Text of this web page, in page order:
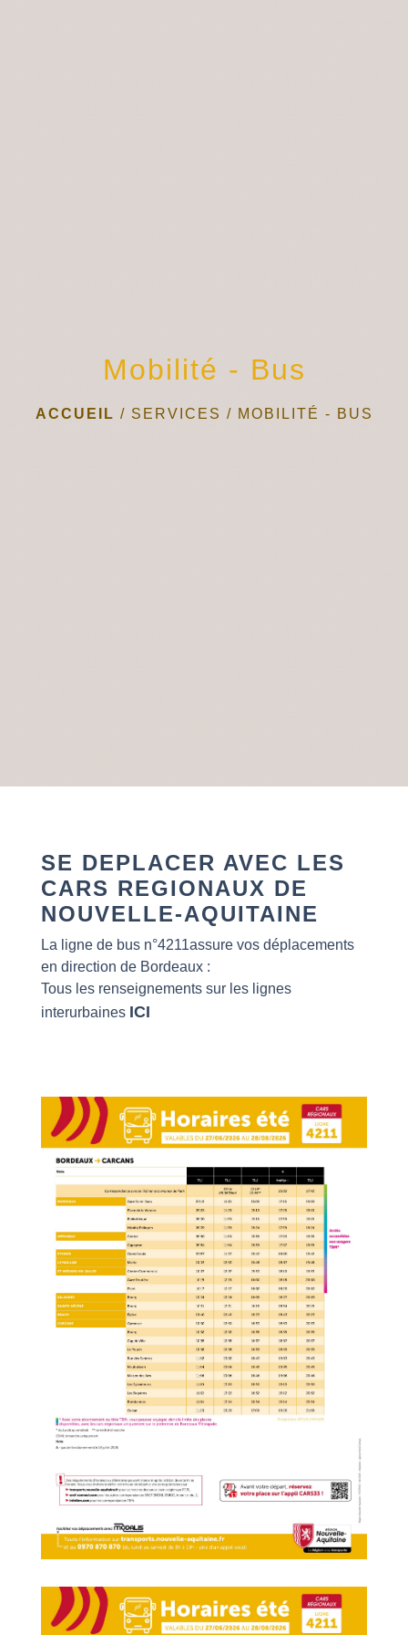
Mobilité - Bus
ACCUEIL / SERVICES / MOBILITÉ - BUS
SE DEPLACER AVEC LES
CARS REGIONAUX DE
NOUVELLE-AQUITAINE
La ligne de bus n°4211assure vos déplacements
en direction de Bordeaux :
Tous les renseignements sur les lignes
interurbaines ICI